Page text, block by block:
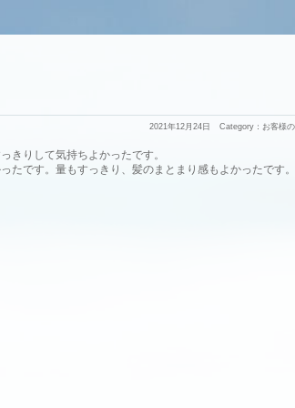
2021年12月24日 Category： お客様
きりして気持ちよかったです。
たです。量もすっきり、髪のまとまり感もよかったです。